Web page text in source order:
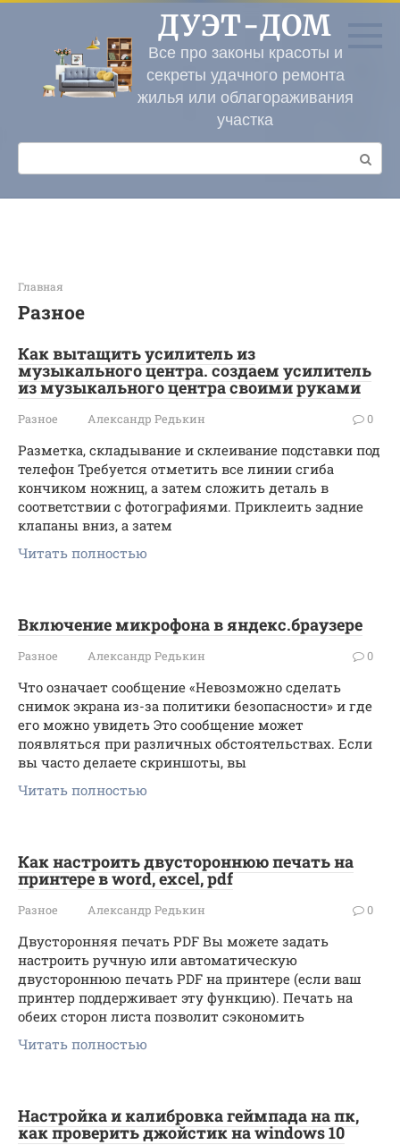
Перейти
контенту
ДУЭТ-ДОМ
Все про законы красоты и
секреты удачного ремонта
жилья или облагораживания
участка
Поиск:
Главная
Разное
Как вытащить усилитель из
музыкального центра. создаем усилитель
из музыкального центра своими руками
Разное Александр Редькин 0
Разметка, складывание и склеивание подставки под
телефон Требуется отметить все линии сгиба
кончиком ножниц, а затем сложить деталь в
соответствии с фотографиями. Приклеить задние
клапаны вниз, а затем
Читать полностью
Включение микрофона в яндекс.браузере
Разное Александр Редькин 0
Что означает сообщение «Невозможно сделать
снимок экрана из-за политики безопасности» и где
его можно увидеть Это сообщение может
появляться при различных обстоятельствах. Если
вы часто делаете скриншоты, вы
Читать полностью
Как настроить двустороннюю печать на
принтере в word, excel, pdf
Разное Александр Редькин 0
Двусторонняя печать PDF Вы можете задать
настроить ручную или автоматическую
двустороннюю печать PDF на принтере (если ваш
принтер поддерживает эту функцию). Печать на
обеих сторон листа позволит сэкономить
Читать полностью
Настройка и калибровка геймпада на пк,
как проверить джойстик на windows 10